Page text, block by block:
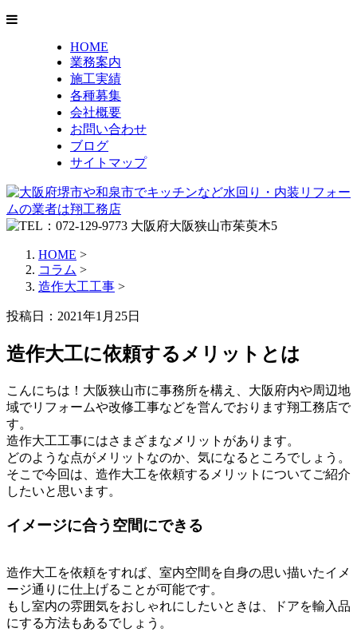
HOME
業務案内
施工実績
各種募集
会社概要
お問い合わせ
ブログ
サイトマップ
HOME >
コラム >
造作大工工事 >
投稿日：2021年1月25日
造作大工に依頼するメリットとは
こんにちは！大阪狭山市に事務所を構え、大阪府内や周辺地
域でリフォームや改修工事などを営んでおります翔工務店で
す。
造作大工工事にはさまざまなメリットがあります。
どのような点がメリットなのか、気になるところでしょう。
そこで今回は、造作大工を依頼するメリットについてご紹介
したいと思います。
イメージに合う空間にできる
造作大工を依頼をすれば、室内空間を自身の思い描いたイメ
ージ通りに仕上げることが可能です。
もし室内の雰囲気をおしゃれにしたいときは、ドアを輸入品
にする方法もあるでしょう。